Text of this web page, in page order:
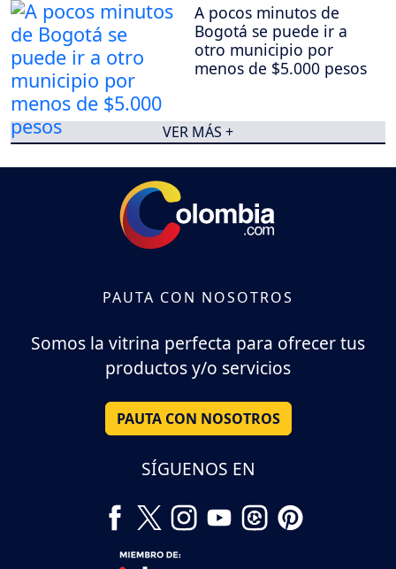
A pocos minutos de
Bogotá se puede ir a
otro municipio por
menos de $5.000 pesos
VER MÁS +
PAUTA CON NOSOTROS
Somos la vitrina perfecta para ofrecer tus
productos y/o servicios
PAUTA CON NOSOTROS
SÍGUENOS EN